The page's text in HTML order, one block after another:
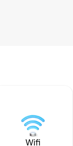
Wifi